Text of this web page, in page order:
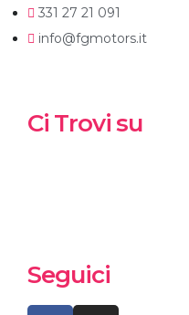
331 27 21 091
info@fgmotors.it
Ci Trovi su
Seguici